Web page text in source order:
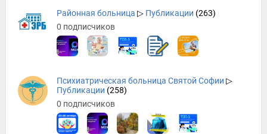
Районная больница ▷ Публикации (263)
0 подписчиков
Психиатрическая больница Святой Софии ▷
Публикации (258)
0 подписчиков